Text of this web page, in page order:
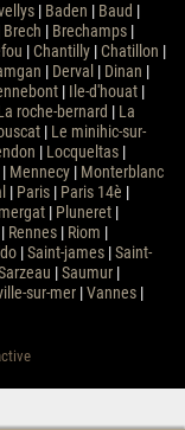
| Baden Baud
Brech Brechamps|
Chantilly| Chatillon
Derval| Dinan
| Ile-d'houat|
roche-bernard
La
| Le minihic-sur-
Locqueltas|
Mennecy| Monterblanc
| Paris| Paris 14è
| Pluneret|
Rennes| Riom
| Saint-james| Saint-
Saumur|
sur-mer| Vannes|